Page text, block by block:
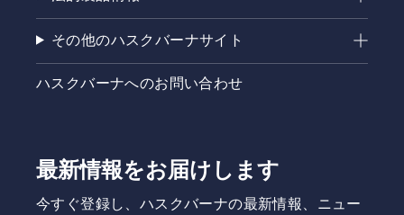
その他のハスクバーナサイト
ハスクバーナへのお問い合わせ
最新情報をお届けします
今すぐ登録し、ハスクバーナの最新情報、ニュー